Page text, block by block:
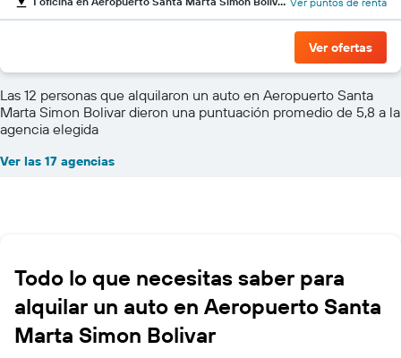
Ver ofertas
Las 12 personas que alquilaron un auto en Aeropuerto Santa
Marta Simon Bolivar dieron una puntuación promedio de 5,8 a la
agencia elegida
Ver las 17 agencias
Todo lo que necesitas saber para
alquilar un auto en Aeropuerto Santa
Marta Simon Bolivar